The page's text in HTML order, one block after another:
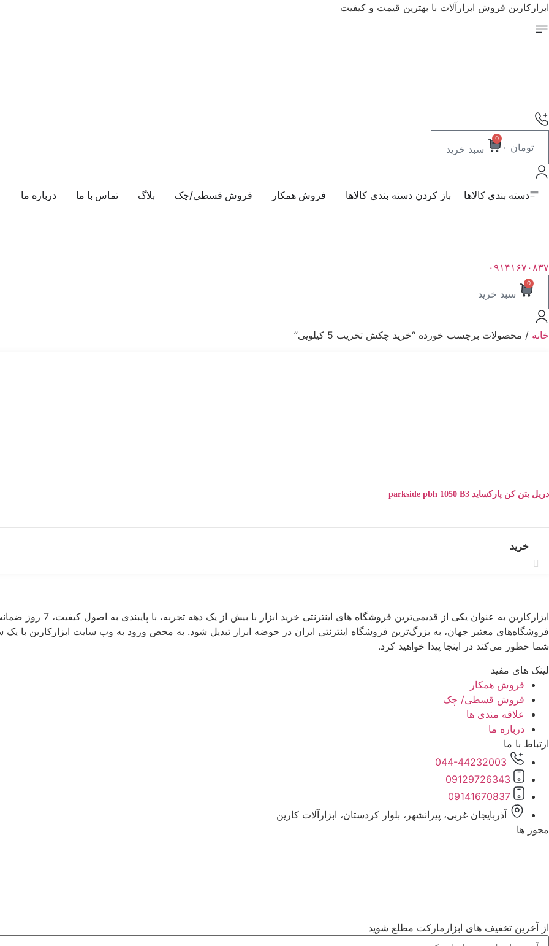
پرش
محتوا
ابزارکارین فروش ابزارآلات با بهترین قیمت و کیفیت
تومان
0
سبد خرید
دسته بندی کالاها باز کردن دسته بندی کالاها فروش همکار فروش قسطی/چک بلاگ تماس با ما درباره ما
۰۹۱۴۱۶۷۰۸۳۷
0
سبد خرید
خانه / محصولات برچسب خورده “خرید چکش تخریب 5 کیلویی”
دریل بتن کن پارکساید parkside pbh 1050 B3
خرید
ابزارکارین به عنوان
فروشگاه‌های معتبر جهان، به بزرگ‌ترین فروشگاه اینترنتی ایران در حوضه ابزار تبدیل شود. به محض ورود به وب سایت ابزارکارین با یک
شما خطور می‌کند در اینجا پیدا خواهید کرد.
لینک های مفید
فروش همکار
فروش قسطی/ چک
علاقه مندی ها
درباره ما
ارتباط با ما
044-44232003
09129726343
09141670837
آذربایجان غربی، پیرانشهر، بلوار کردستان، ابزارآلات کارین
مجوز ها
از آخرین تخفیف های ابزارمارکت مطلع شوید